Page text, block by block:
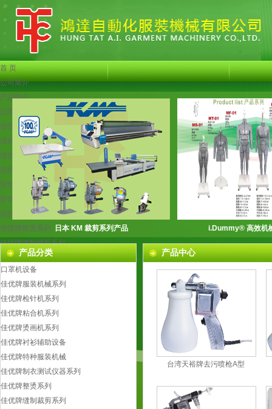
首 页
公司简介
产品中心
口罩机设备
佳优牌服装机械系列
佳优牌检针机系列
佳优牌粘合机系列
佳优牌烫画机系列
佳优牌衬衫辅助设备
佳优牌特种服装机械
佳优牌制衣测试仪器系列
佳优牌整烫系列
佳优牌缝制裁剪系列
佳优牌去污设备系列
HASHIMA日本羽岛系列产品
HASHIMA检针机系列
HASHIMA粘合机系列
HASHIMA转移印花机系列
HASHIMA分线机及其他
i.Dummy® 高效机械人体模型
KM 裁剪系列产品
SULEE台湾速利系列产品
SULEE断布机、电剪系列
SULEE 零件及其他
日本 KM 裁剪系列产品 i.Dummy® 高效机
产品分类
口罩机设备
佳优牌服装机械系列
佳优牌检针机系列
佳优牌粘合机系列
佳优牌烫画机系列
佳优牌衬衫辅助设备
佳优牌特种服装机械
佳优牌制衣测试仪器系列
佳优牌整烫系列
佳优牌缝制裁剪系列
产品中心
台湾天裕牌去污喷枪A型